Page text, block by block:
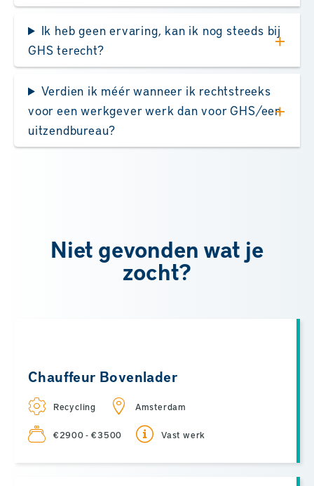
Ik heb geen ervaring, kan ik nog steeds bij
GHS terecht?
Verdien ik méér wanneer ik rechtstreeks
voor een werkgever werk dan voor GHS/een
uitzendbureau?
Niet gevonden wat je
zocht?
Chauffeur Bovenlader
Recycling Amsterdam
€2900 - €3500 Vast werk